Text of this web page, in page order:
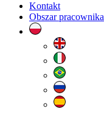
Kontakt
Obszar pracownika